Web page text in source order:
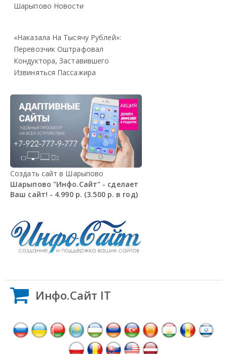
Шарыпово Новости
«Наказала На Тысячу Рублей»:
Перевозчик Оштрафовал
Кондуктора, Заставившего
Извиняться Пассажира
Создать сайт в Шарыпово
Шарыпово "Инфо.Сайт" - сделает
Ваш сайт! - 4.990 р. (3.500 р. в год)
Инфо.Сайт IT